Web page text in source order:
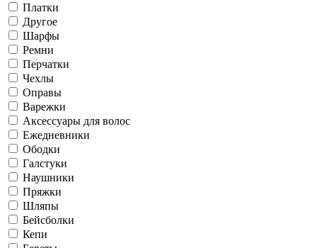
Платки
Другое
Шарфы
Ремни
Перчатки
Чехлы
Оправы
Варежки
Аксессуары для волос
Ежедневники
Ободки
Галстуки
Наушники
Пряжки
Шляпы
Бейсболки
Кепи